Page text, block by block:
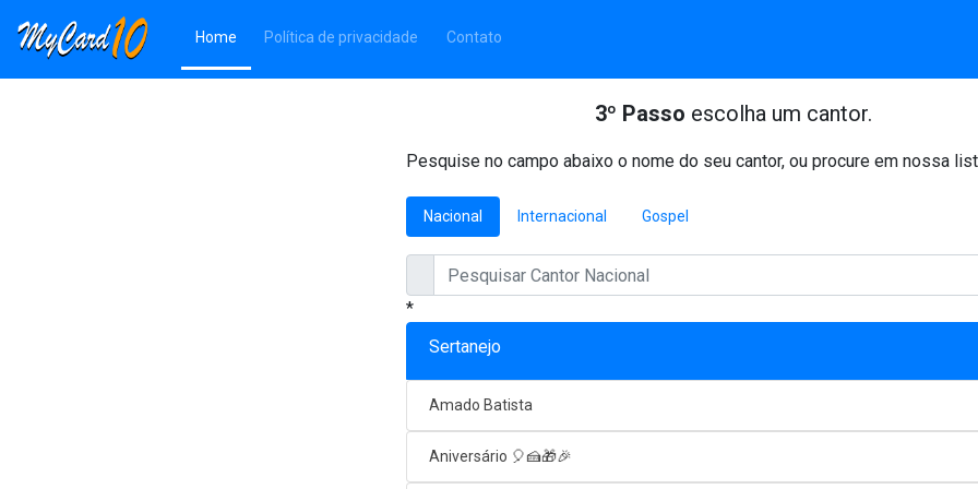
Home(Página atual)
Política de privacidade Contato
3º Passo escolha um cantor.
Pesquise no campo abaixo o nome do seu cantor, ou procure em nossa
Nacional Internacional Gospel
*
Sertanejo
Amado Batista
Aniversário 🎈🍰🎁🎉